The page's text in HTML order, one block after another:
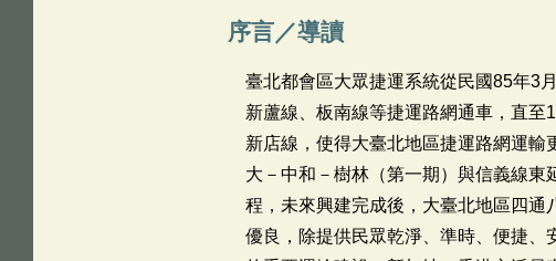
序言／導讀
臺北都會區大眾捷運系統從民國85年3
新蘆線、板南線等捷運路網通車，直
新店線，使得大臺北地區捷運路網運
大－中和－樹林（第一期）與信義線
程，未來興建完成後，大臺北地區四通
優良，除提供民眾乾淨、準時、便捷